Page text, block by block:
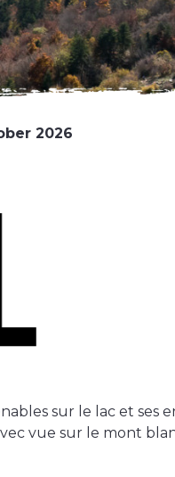
2026
sur le lac et ses
vue sur le mont